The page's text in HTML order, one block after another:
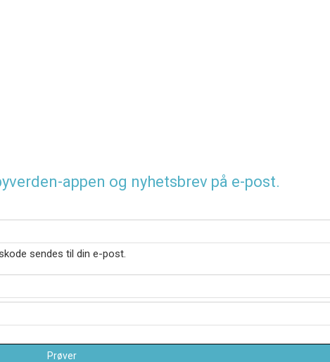
appen og nyhetsbrev på e-post.
sendes til din e-post.
Prøver